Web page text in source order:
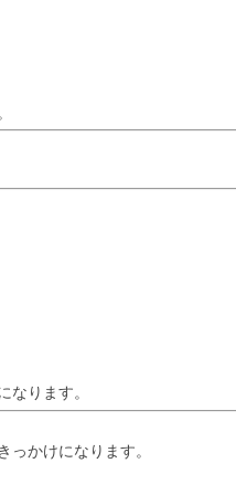
なります。
かけになります。